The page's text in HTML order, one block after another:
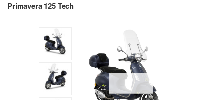
Primavera 125 Tech